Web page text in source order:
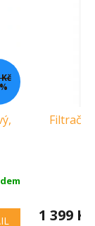
Filtrační
1 399 Kč